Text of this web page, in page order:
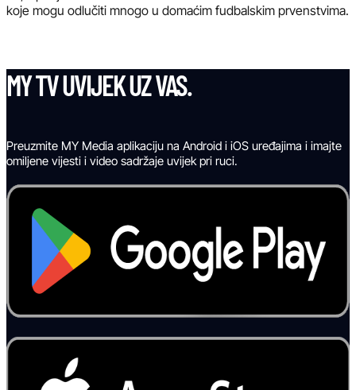
koje mogu odlučiti mnogo u domaćim fudbalskim prvenstvima.
MY TV UVIJEK UZ VAS.
Preuzmite MY Media aplikaciju na Android i iOS uređajima i imajte
omiljene vijesti i video sadržaje uvijek pri ruci.